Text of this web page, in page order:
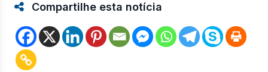
Compartilhe esta notícia